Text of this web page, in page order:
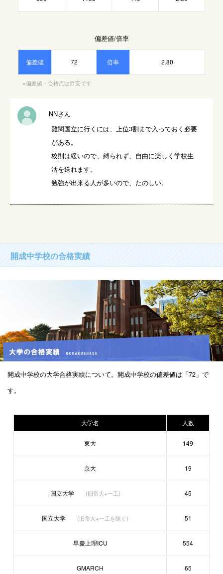
偏差値/倍率
偏差値 72 倍率 2.80
※偏差値・合格点は目安です
NNさん
難関国立に行くには、上位3割まで入っておく必要
がある。
校則は緩いので、縛られず、自由に楽しく学校生
活を送れます。
勉強が出来る人が多いので、たのしい。
開成中学校の合格実績
開成中学校の大学合格実績について。開成中学校の偏差値は「72」で
す。
大学名 人数
東大 149
京大 19
国立大学 (旧帝大+一工) 45
国立大学 (旧帝大+一工を除く) 51
早慶上理ICU 554
GMARCH 65